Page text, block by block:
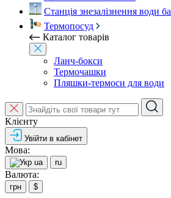
Станція знезалізнення води
Термопосуд
Каталог товарів
Ланч-бокси
Термочашки
Пляшки-термоси для води
Клієнту
Увійти в кабінет
Мова:
ua ru
Валюта:
грн $